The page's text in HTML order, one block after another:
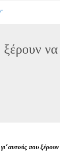
να
αυτούς που